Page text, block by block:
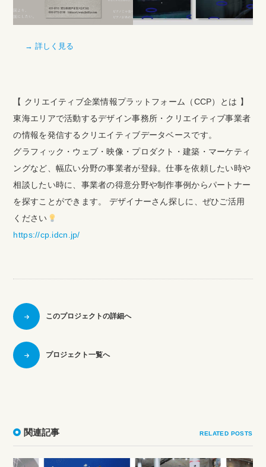
→ 詳しく見る
【 クリエイティブ企業情報プラットフォーム（CCP）とは 】
東海エリアで活動するデザイン事務所・クリエイティブ事業者
の情報を発信するクリエイティブデータベースです。
グラフィック・ウェブ・映像・プロダクト・建築・マーケティ
ングなど、幅広い分野の事業者が登録。仕事を依頼したい時や
相談したい時に、事業者の得意分野や制作事例からパートナー
を探すことができます。 デザイナーさん探しに、ぜひご活用
ください
https://cp.idcn.jp/
このプロジェクトの詳細へ
プロジェクト一覧へ
関連記事 RELATED POSTS